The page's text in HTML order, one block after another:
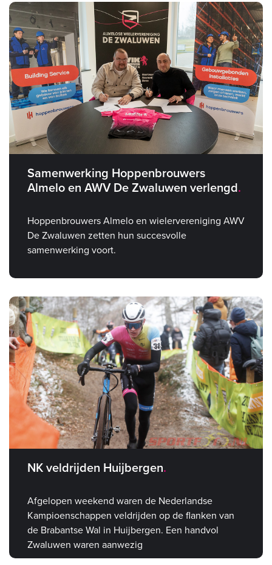
Samenwerking Hoppenbrouwers
Almelo en AWV De Zwaluwen verlengd
Hoppenbrouwers Almelo en wielervereniging AWV
De Zwaluwen zetten hun succesvolle
samenwerking voort.
NK veldrijden Huijbergen
Afgelopen weekend waren de Nederlandse
Kampioenschappen veldrijden op de flanken van
de Brabantse Wal in Huijbergen. Een handvol
Zwaluwen waren aanwezig